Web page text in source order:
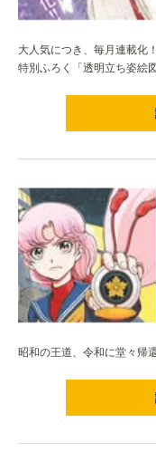
大人気につき、毎月連載化！
特別ふろく「透明立ち姿絵
昭和の王道、令和に堂々帰